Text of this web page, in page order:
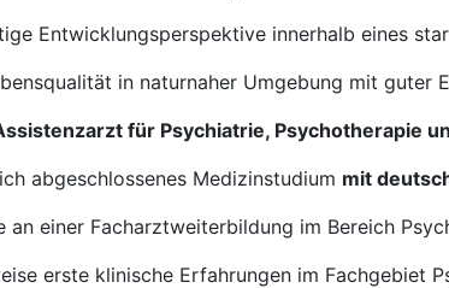
Entwicklungsperspektive innerhalb eines
in naturnaher Umgebung mit guter
für Psychiatrie, Psychotherapie
abgeschlossenes Medizinstudium mit
an einer Facharztweiterbildung im Bereich
erste klinische Erfahrungen im Fachgebiet